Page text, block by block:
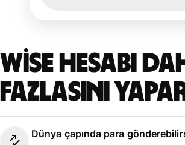
Wise hesabı
fazlasını
Dünya çapında para